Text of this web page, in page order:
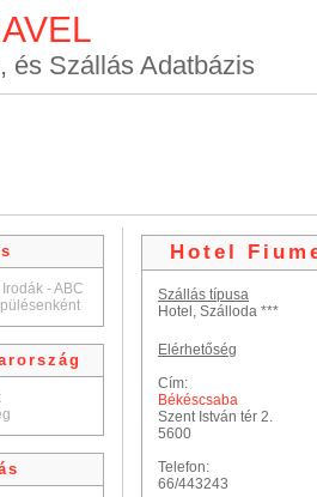
és Szállás Adatbázis
- ABC
Hotel
Szállás típusa
Hotel, Szálloda ***
Elérhetőség
Cím:
Békéscsaba
Szent István tér 2.
5600
Telefon:
66/443243